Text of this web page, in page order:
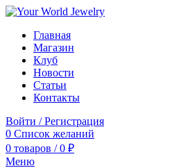
Главная
Магазин
Клуб
Новости
Статьи
Контакты
Войти / Регистрация
0 Список желаний
0 товаров / 0 ₽
Меню